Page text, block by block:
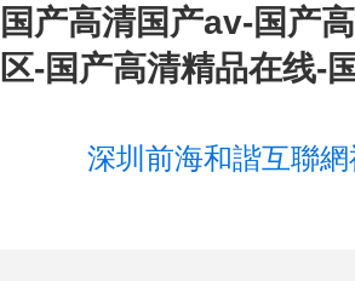
国产高清国产av-国产
区-国产高清精品在线-
深圳前海和諧互聯